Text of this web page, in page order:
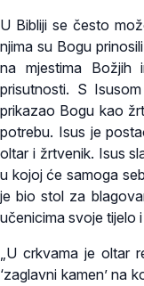
U Bibliji se često
njima su Bogu
na mjestima Božjih
prisutnosti. S
prikazao Bogu kao
potrebu. Isus je
oltar i žrtvenik. Isus
u kojoj će samoga
je bio stol za
učenicima svoje tijelo
„U crkvama je oltar
‘zaglavni kamen’ na